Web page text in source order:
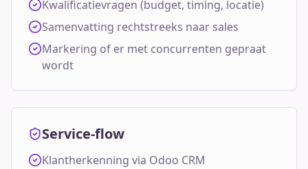
Kwalificatievragen (budget, timing, locatie)
Samenvatting rechtstreeks naar sales
Markering of er met concurrenten gepraat
wordt
Service-flow
Klantherkenning via Odoo CRM